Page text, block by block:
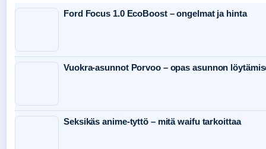
Ford Focus 1.0 EcoBoost – ongelmat ja hinta
Vuokra-asunnot Porvoo – opas asunnon
Seksikäs anime-tyttö – mitä waifu tarkoittaa